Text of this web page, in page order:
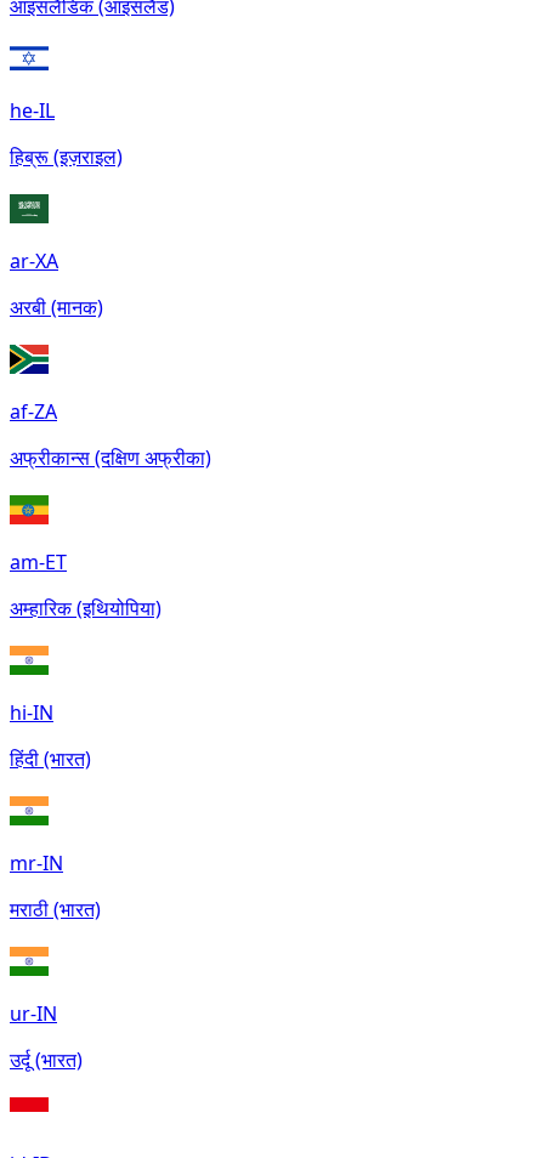
आइसलैंडिक (आइसलैंड)
he-IL
हिब्रू (इज़राइल)
ar-XA
अरबी (मानक)
af-ZA
अफ्रीकान्स (दक्षिण अफ्रीका)
am-ET
अम्हारिक (इथियोपिया)
hi-IN
हिंदी (भारत)
mr-IN
मराठी (भारत)
ur-IN
उर्दू (भारत)